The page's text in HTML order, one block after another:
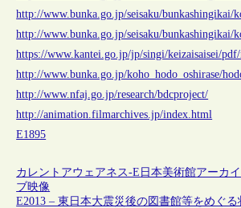
http://www.bunka.go.jp/seisaku/
http://www.bunka.go.jp/seisaku/
https://www.kantei.go.jp/jp/singi/keizaisaisei/
http://www.bunka.go.jp/koho_hodo_oshirase/
http://www.nfaj.go.jp/research/bdcproject/
http://animation.filmarchives.jp/index.html
E1895
カレントアウェアネス-E 日本美術館アーカイ
ブ映像
E2013 – 東日本大震災後の図書館等をめぐる